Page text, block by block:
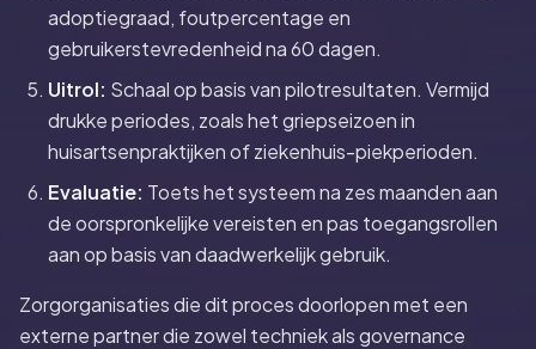
adoptiegraad, foutpercentage en
gebruikerstevredenheid na 60 dagen.
Uitrol: Schaal op basis van pilotresultaten. Vermijd
drukke periodes, zoals het griepseizoen in
huisartsenpraktijken of ziekenhuis-piekperioden.
Evaluatie: Toets het systeem na zes maanden aan
de oorspronkelijke vereisten en pas toegangsrollen
aan op basis van daadwerkelijk gebruik.
Zorgorganisaties die dit proces doorlopen met een
externe partner die zowel techniek als governance